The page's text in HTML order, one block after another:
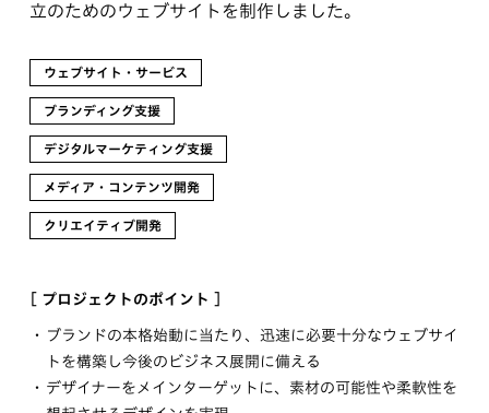
立のためのウェブサイトを制作しました。
ウェブサイト・サービス
ブランディング支援
デジタルマーケティング支援
メディア・コンテンツ開発
クリエイティブ開発
[ プロジェクトのポイント ]
ブランドの本格始動に当たり、迅速に必要十分なウェブサイ
トを構築し今後のビジネス展開に備える
デザイナーをメインターゲットに、素材の可能性や柔軟性を